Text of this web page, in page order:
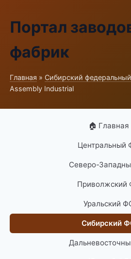
Портал
фабрик
Главная » Сибирский
Assembly Industrial
🏠 Главная
Центральный
Северо-
Приволжский
Уральский
Сибирский